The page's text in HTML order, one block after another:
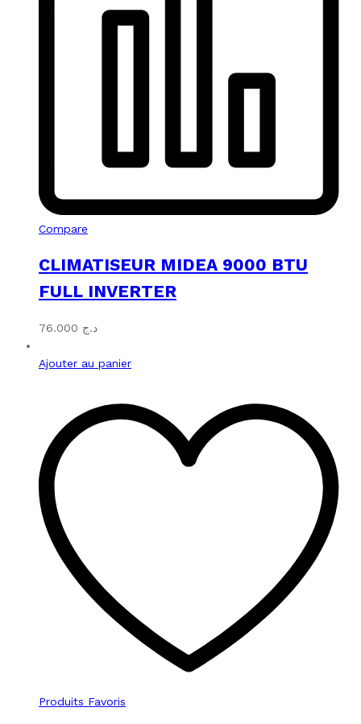
Compare
CLIMATISEUR MIDEA 9000 BTU
FULL INVERTER
د.ج
Ajouter au panier
Produits Favoris